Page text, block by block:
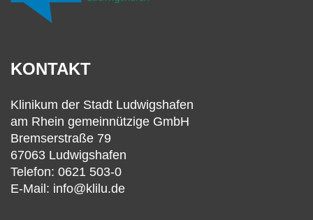
KONTAKT
Klinikum der Stadt Ludwigshafen
am Rhein gemeinnützige GmbH
Bremserstraße 79
67063 Ludwigshafen
Telefon: 0621 503-0
E-Mail: info@klilu.de